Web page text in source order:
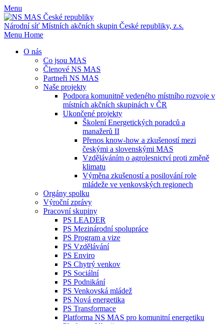
Menu
Národní síť Místních akčních skupin České republiky, z.s.
Menu Home
O nás
Co jsou MAS
Členové NS MAS
Partneři NS MAS
Naše projekty
Podpora komunitně vedeného místního rozvoje v
místních akčních skupinách v ČR
Ukončené projekty
Školení Energetických poradců a
manažerů II
Přenos know-how a zkušeností mezi
českými a slovenskými MAS
Vzděláváním o agrolesnictví proti změně
klimatu
Výměna zkušeností a posilování role
mládeže ve venkovských regionech
Orgány spolku
Výroční zprávy
Pracovní skupiny
PS LEADER
PS Mezinárodní spolupráce
PS Program a vize
PS Vzdělávání
PS Enviro
PS Chytrý venkov
PS Sociální
PS Podnikání
PS Venkovská mládež
PS Nová energetika
PS Transformace
Platforma NS MAS pro komunitní energetiku